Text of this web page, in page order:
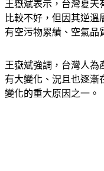
王嶽斌表示，台灣夏
比較不好，但因其逆溫
王嶽斌強調，台灣人為
有大變化、況且也逐漸